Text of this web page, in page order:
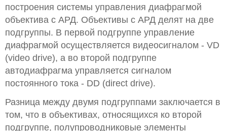
построения системы управления диафрагмой
объектива с АРД. Объективы с АРД делят на две
подгруппы. В первой подгруппе управление
диафрагмой осуществляется видеосигналом - VD
(video drive), а во второй подгруппе
автодиафрагма управляется сигналом
постоянного тока - DD (direct drive).
Разница между двумя подгруппами заключается в
том, что в объективах, относящихся ко второй
подгруппе, полупроводниковые элементы